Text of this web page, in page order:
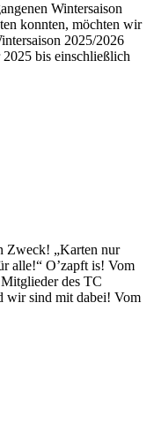
Wintersaison
konnten, möchten wir
2025/2026
bis einschließlich
Zweck! „Karten nur
alle!“ O’zapft is! Vom
des TC
wir sind mit dabei! Vom